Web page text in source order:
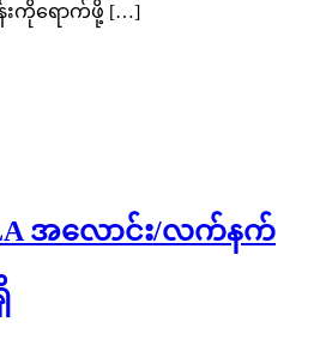
ကိုရောက်ဖို့ […]
အလောင်း/လက်နက်